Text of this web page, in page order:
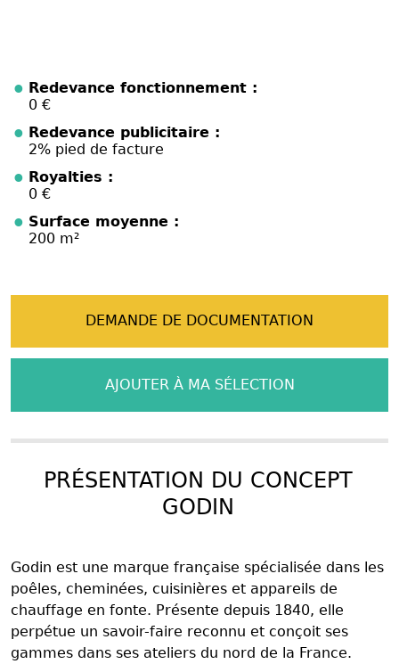
Redevance fonctionnement :
0 €
Redevance publicitaire :
2% pied de facture
Royalties :
0 €
Surface moyenne :
200 m²
DEMANDE DE DOCUMENTATION
AJOUTER À MA SÉLECTION
PRÉSENTATION DU CONCEPT
GODIN
Godin est une marque française spécialisée dans les
poêles, cheminées, cuisinières et appareils de
chauffage en fonte. Présente depuis 1840, elle
perpétue un savoir-faire reconnu et conçoit ses
gammes dans ses ateliers du nord de la France.